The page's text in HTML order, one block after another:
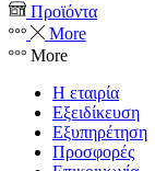
Προϊόντα
More
More
Η εταιρία
Εξειδίκευση
Εξυπηρέτηση
Προσφορές